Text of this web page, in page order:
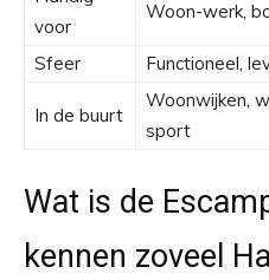
voor
Woon-werk,
Sfeer Functioneel,
In de buurt
Woonwijken,
sport
Wat is de
kennen zoveel